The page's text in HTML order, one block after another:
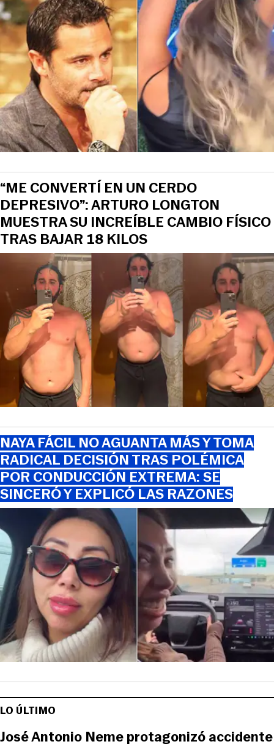
“ME CONVERTÍ EN UN CERDO
DEPRESIVO”: ARTURO LONGTON
MUESTRA SU INCREÍBLE CAMBIO FÍSICO
TRAS BAJAR 18 KILOS
NAYA FÁCIL NO AGUANTA MÁS Y TOMA
RADICAL DECISIÓN TRAS POLÉMICA
POR CONDUCCIÓN EXTREMA: SE
SINCERÓ Y EXPLICÓ LAS RAZONES
LO ÚLTIMO
José Antonio Neme protagonizó accidente